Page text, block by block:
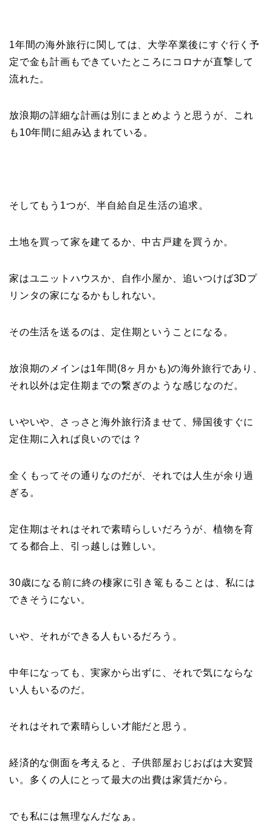
1年間の海外旅行に関しては、大学卒業後にすぐ行く予
定で金も計画もできていたところにコロナが直撃して
流れた。
放浪期の詳細な計画は別にまとめようと思うが、これ
も10年間に組み込まれている。
そしてもう1つが、半自給自足生活の追求。
土地を買って家を建てるか、中古戸建を買うか。
家はユニットハウスか、自作小屋か、追いつけば3Dプ
リンタの家になるかもしれない。
その生活を送るのは、定住期ということになる。
放浪期のメインは1年間(8ヶ月かも)の海外旅行であり、
それ以外は定住期までの繋ぎのような感じなのだ。
いやいや、さっさと海外旅行済ませて、帰国後すぐに
定住期に入れば良いのでは？
全くもってその通りなのだが、それでは人生が余り過
ぎる。
定住期はそれはそれで素晴らしいだろうが、植物を育
てる都合上、引っ越しは難しい。
30歳になる前に終の棲家に引き篭もることは、私には
できそうにない。
いや、それができる人もいるだろう。
中年になっても、実家から出ずに、それで気にならな
い人もいるのだ。
それはそれで素晴らしい才能だと思う。
経済的な側面を考えると、子供部屋おじおばは大変賢
い。多くの人にとって最大の出費は家賃だから。
でも私には無理なんだなぁ。